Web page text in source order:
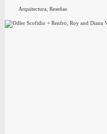
Arquitectura, Reseñas